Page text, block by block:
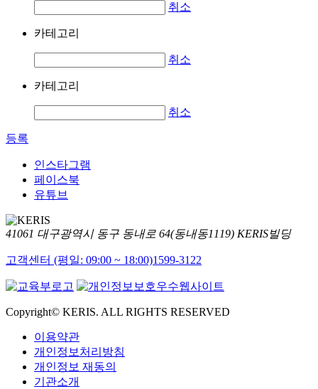
취소
카테고리
취소
카테고리
취소
등록
인스타그램
페이스북
유튜브
41061 대구광역시 동구 동내로 64(동내동1119) KERIS빌딩
고객센터 (평일: 09:00 ~ 18:00)1599-3122
Copyright© KERIS. ALL RIGHTS RESERVED
이용약관
개인정보처리방침
개인정보 재동의
기관소개